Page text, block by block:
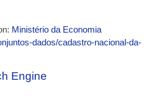
Ministério da Economia
dados/cadastro-nacional-da-
Engine